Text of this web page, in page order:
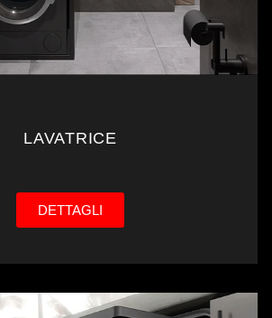
LAVATRICE
DETTAGLI